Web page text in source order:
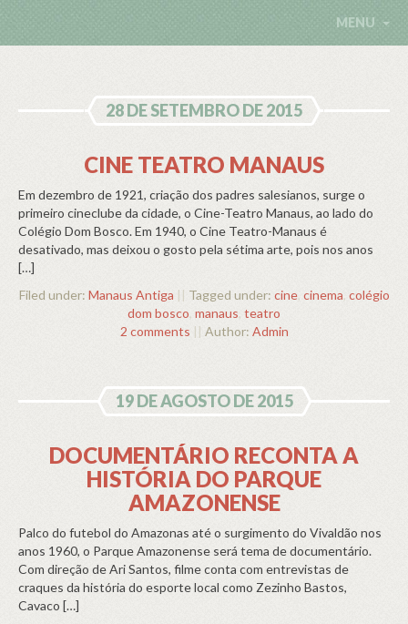
MENU
28 DE SETEMBRO DE 2015
CINE TEATRO MANAUS
Em dezembro de 1921, criação dos padres salesianos, surge o
primeiro cineclube da cidade, o Cine-Teatro Manaus, ao lado do
Colégio Dom Bosco. Em 1940, o Cine Teatro-Manaus é
desativado, mas deixou o gosto pela sétima arte, pois nos anos
[…]
Filed under: Manaus Antiga || Tagged under: cine, cinema, colégio
dom bosco, manaus, teatro
2 comments || Author: Admin
19 DE AGOSTO DE 2015
DOCUMENTÁRIO RECONTA A
HISTÓRIA DO PARQUE
AMAZONENSE
Palco do futebol do Amazonas até o surgimento do Vivaldão nos
anos 1960, o Parque Amazonense será tema de documentário.
Com direção de Ari Santos, filme conta com entrevistas de
craques da história do esporte local como Zezinho Bastos,
Cavaco […]